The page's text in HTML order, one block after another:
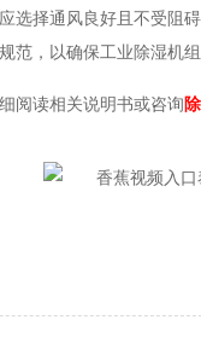
选择通风良好且不受阻碍
，以确保工业除湿机组
细阅读相关说明书或咨询